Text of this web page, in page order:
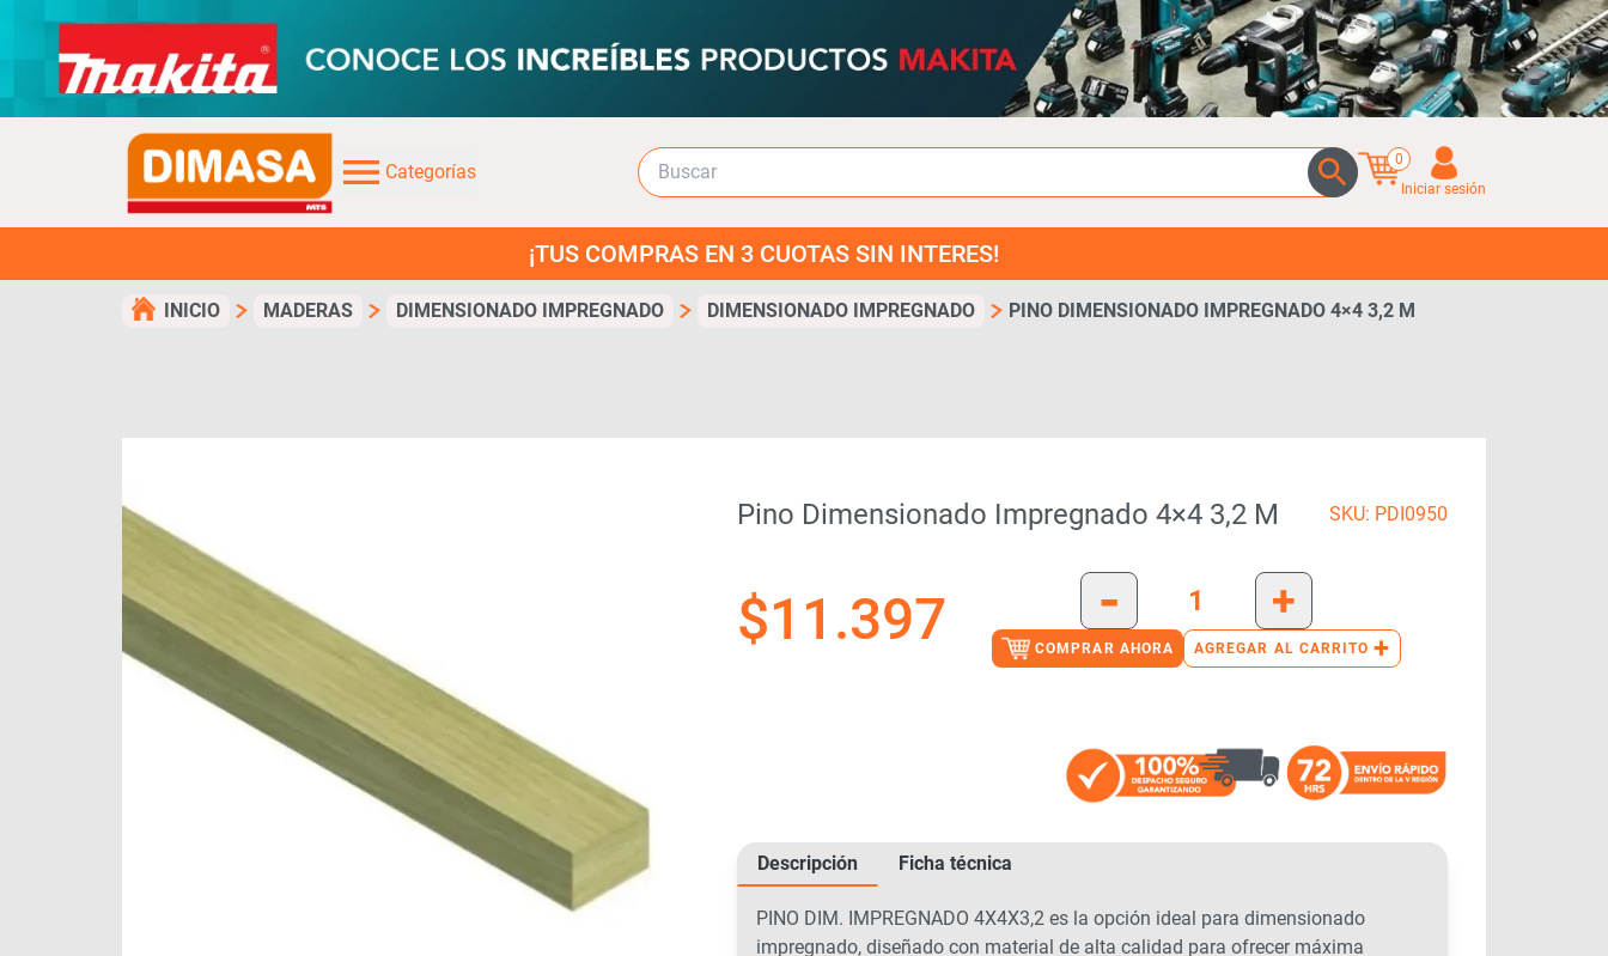
Categorías
0
Iniciar sesión
¡TUS COMPRAS EN 3 CUOTAS SIN INTERES!
INICIO MADERAS DIMENSIONADO IMPREGNADO DIMENSIONADO IMPREGNADO PINO DIMENSIONADO IMPREGNADO 4×4 3,2 M
Pino Dimensionado Impregnado 4×4 3,2 M SKU: PDI0950
$11.397 - +
COMPRAR AHORA AGREGAR AL CARRITO +
Descripción Ficha técnica
PINO DIM. IMPREGNADO 4X4X3,2 es la opción ideal para dimensionado
impregnado, diseñado con material de alta calidad para ofrecer máxima